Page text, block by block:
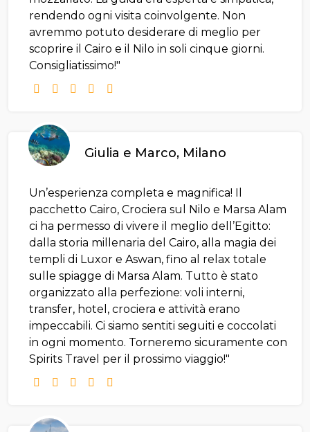
rendendo ogni visita coinvolgente. Non
avremmo potuto desiderare di meglio per
scoprire il Cairo e il Nilo in soli cinque giorni.
Consigliatissimo!"
Giulia e Marco, Milano
Un’esperienza completa e magnifica! Il
pacchetto Cairo, Crociera sul Nilo e Marsa Alam
ci ha permesso di vivere il meglio dell’Egitto:
dalla storia millenaria del Cairo, alla magia dei
templi di Luxor e Aswan, fino al relax totale
sulle spiagge di Marsa Alam. Tutto è stato
organizzato alla perfezione: voli interni,
transfer, hotel, crociera e attività erano
impeccabili. Ci siamo sentiti seguiti e coccolati
in ogni momento. Torneremo sicuramente con
Spirits Travel per il prossimo viaggio!"